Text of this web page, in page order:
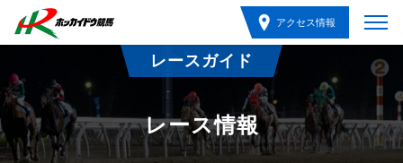
アクセス情報
レースガイド
レース情報